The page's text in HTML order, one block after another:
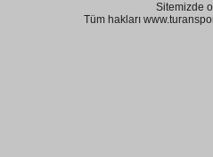
Sitemizde
Tüm hakları